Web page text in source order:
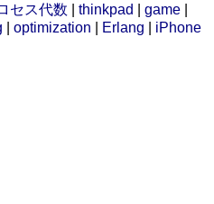
セス代数 thinkpad game
optimization Erlang
iPhone